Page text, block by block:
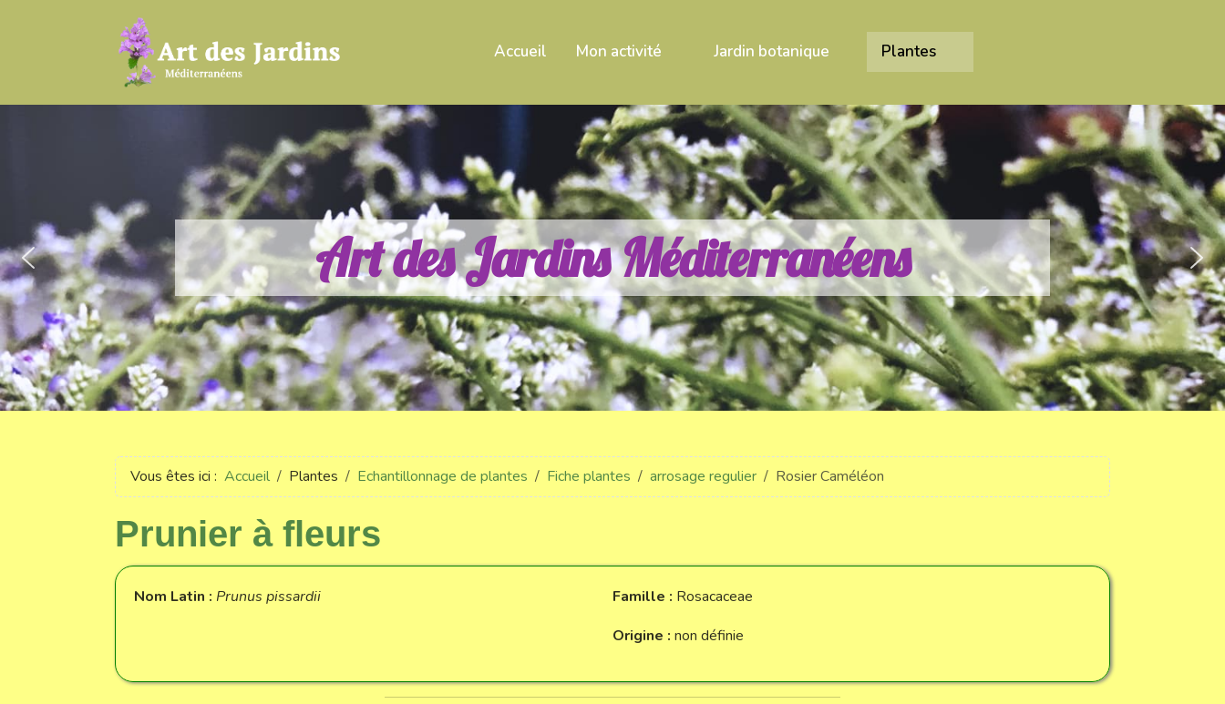
Accueil Mon activité Jardin botanique Plantes
ArtdesJardinsMéditerranéens
Vous êtes ici : Accueil Plantes Echantillonnage de plantes Fiche plantes arrosage regulier Rosier Caméléon
Prunier à fleurs
Nom Latin : Prunus pissardii Famille : Rosacaceae
Origine : non définie